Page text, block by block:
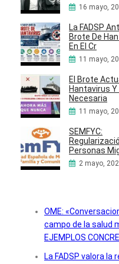
16 mayo,
La FADSP
Brote De
En El Cr
11 mayo,
El Brote
Hantavirus Y
Necesaria
11 mayo,
SEMFYC:
Personas
2 mayo,
OME:
campo de la salud
EJEMPLOS
La FADSP valora